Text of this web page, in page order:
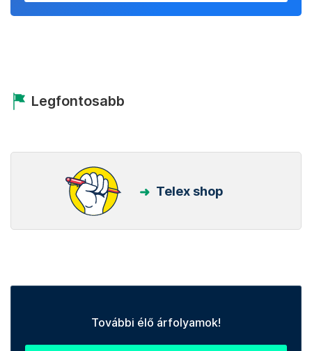
Legfontosabb
Telex shop
További élő árfolyamok!